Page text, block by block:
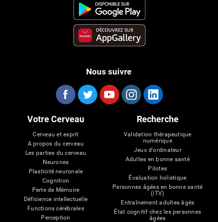
Nous suivre
Votre Cerveau
Cerveau et esprit
A propos du cerveau
Les parties du cerveau
Neurones
Plasticité neuronale
Cognition
Perte de Mémoire
Déficience intellectuelle
Functions cérébrales
Perception
Recherche
Validation thérapeutique
numérique
Jeux d'ordinateur
Adultes en bonne santé
Pilotes
Évaluation holistique
Personnes âgées en bonne santé
(iTV)
Entraînement adultes âgés
État cognitif chez les personnes
âgées